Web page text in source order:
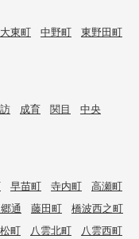
大東町 中野町
東野田町
成育 関目
中央
早苗町 寺内町
高瀬町
通 藤田町
橋波西之町
松町 八雲北町
八雲西町